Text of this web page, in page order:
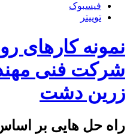
فیسبوک
توییتر
نمونه کارهای
شرکت فنی
زرین دشت
راه حل هایی بر